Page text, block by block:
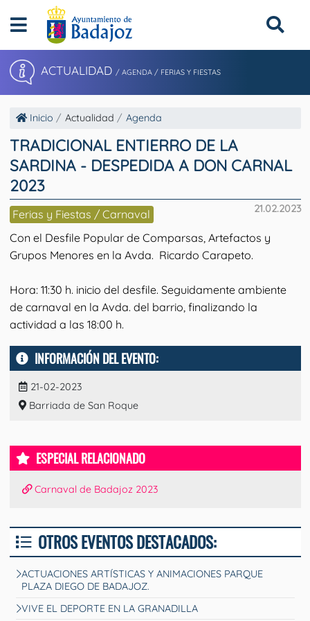
ACTUALIDAD / AGENDA / FERIAS Y FIESTAS
Inicio Actualidad Agenda
TRADICIONAL ENTIERRO DE LA
SARDINA - DESPEDIDA A DON CARNAL
2023
21.02.2023
Ferias y Fiestas / Carnaval
Con el Desfile Popular de Comparsas, Artefactos y
Grupos Menores en la Avda. Ricardo Carapeto.
Hora: 11:30 h. inicio del desfile. Seguidamente ambiente
de carnaval en la Avda. del barrio, finalizando la
actividad a las 18:00 h.
INFORMACIÓN DEL EVENTO:
21-02-2023
Barriada de San Roque
ESPECIAL RELACIONADO
Carnaval de Badajoz 2023
OTROS EVENTOS DESTACADOS:
ACTUACIONES ARTÍSTICAS Y ANIMACIONES PARQUE
PLAZA DIEGO DE BADAJOZ.
VIVE EL DEPORTE EN LA GRANADILLA